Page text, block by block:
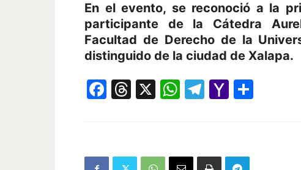
En el evento, se reconoció a la
participante de la Cátedra
Facultad de Derecho de la
distinguido de la ciudad de Xalapa.
Facebook
Threads
X WhatsApp
Telegram
Yahoo